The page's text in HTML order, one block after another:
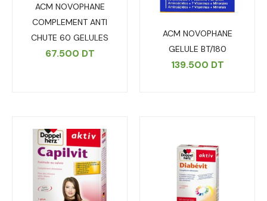
ACM NOVOPHANE
COMPLEMENT ANTI
CHUTE 60 GELULES
67.500 DT
ACM NOVOPHANE
GELULE BT/180
139.500 DT